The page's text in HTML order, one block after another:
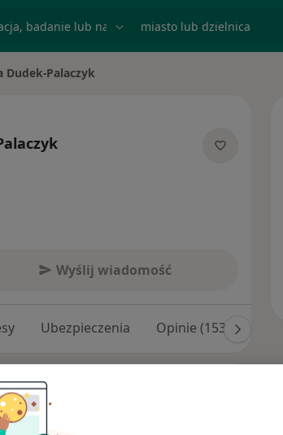
Dudek-Palaczyk
Wyślij wiadomość
Ubezpieczenia Opinie (153)